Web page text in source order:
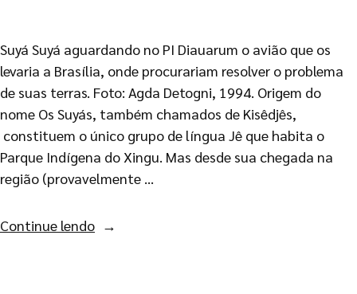
Suyá Suyá aguardando no PI Diauarum o avião que os
levaria a Brasília, onde procurariam resolver o problema
de suas terras. Foto: Agda Detogni, 1994. Origem do
nome Os Suyás, também chamados de Kisêdjês,
constituem o único grupo de língua Jê que habita o
Parque Indígena do Xingu. Mas desde sua chegada na
região (provavelmente …
Continue lendo